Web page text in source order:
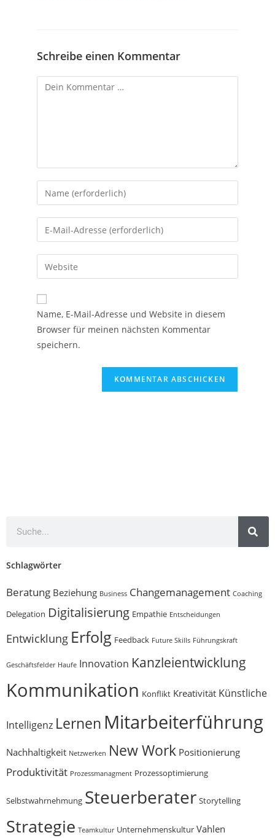
Schreibe einen Kommentar
Name, E-Mail-Adresse und Website in diesem
Browser für meinen nächsten Kommentar
speichern.
Schlagwörter
Beratung Beziehung Business Changemanagement Coaching
Delegation Digitalisierung Empathie Entscheidungen
Entwicklung Erfolg Feedback Future Skills Führungskraft
Geschäftsfelder Haufe Innovation Kanzleientwicklung
Kommunikation Konflikt Kreativität Künstliche
Intelligenz Lernen Mitarbeiterführung
Nachhaltigkeit Netzwerken New Work Positionierung
Produktivität Prozessmanagment Prozessoptimierung
Selbstwahrnehmung Steuerberater Storytelling
Strategie Teamkultur Unternehmenskultur Vahlen